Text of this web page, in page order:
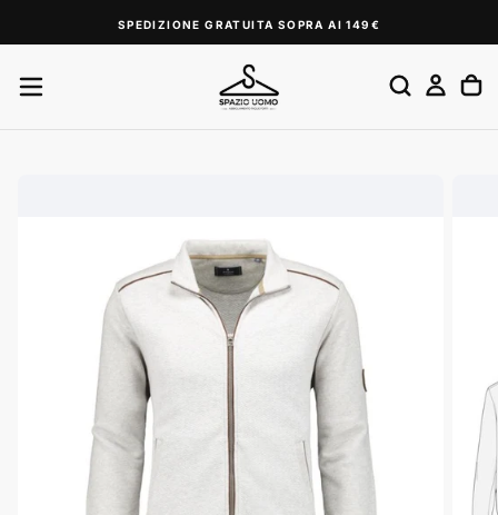
CONTENUTO
SPEDIZIONE GRATUITA SOPRA AI 149€